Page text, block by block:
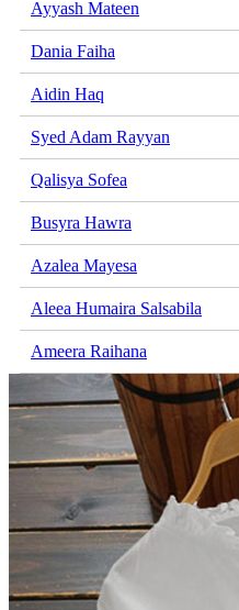
Ayyash Mateen
Dania Faiha
Aidin Haq
Syed Adam Rayyan
Qalisya Sofea
Busyra Hawra
Azalea Mayesa
Aleea Humaira Salsabila
Ameera Raihana